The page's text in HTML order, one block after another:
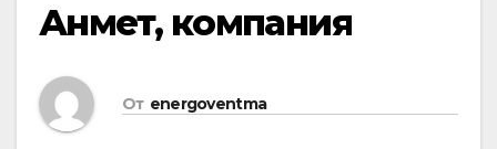
Анмет, компания
От energoventma